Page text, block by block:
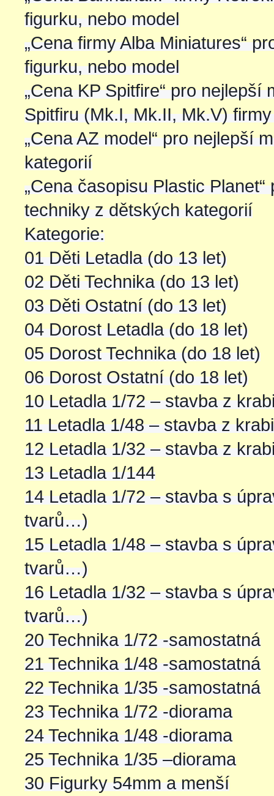
figurku, nebo model
„Cena firmy Alba Miniatures“
figurku, nebo model
„Cena KP Spitfire“ pro nejlepší
Spitfiru (Mk.I, Mk.II, Mk.V)
„Cena AZ model“ pro nejlepší
kategorií
„Cena časopisu Plastic
techniky z dětských kategorií
Kategorie:
01 Děti Letadla (do 13 let)
02 Děti Technika (do 13 let)
03 Děti Ostatní (do 13 let)
04 Dorost Letadla (do 18 let)
05 Dorost Technika (do 18 let)
06 Dorost Ostatní (do 18 let)
10 Letadla 1/72 – stavba z
11 Letadla 1/48 – stavba z
12 Letadla 1/32 – stavba z
13 Letadla 1/144
14 Letadla 1/72 – stavba s
tvarů…)
15 Letadla 1/48 – stavba s
tvarů…)
16 Letadla 1/32 – stavba s
tvarů…)
20 Technika 1/72 -samostatná
21 Technika 1/48 -samostatná
22 Technika 1/35 -samostatná
23 Technika 1/72 -diorama
24 Technika 1/48 -diorama
25 Technika 1/35 –diorama
30 Figurky 54mm a menší